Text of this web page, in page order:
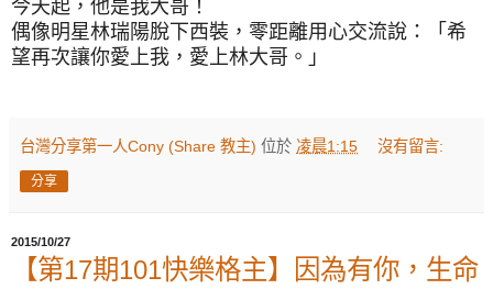
今天起，他是我大哥！
偶像明星林瑞陽脫下西裝，零距離用心交流說：「希
望再次讓你愛上我，愛上林大哥。」
台灣分享第一人Cony (Share 教主) 位於 凌晨1:15 沒有留言:
分享
2015/10/27
【第17期101快樂格主】因為有你，生命